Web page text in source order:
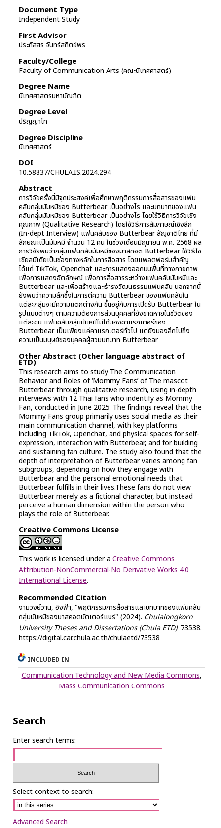
Document Type
Independent Study
First Advisor
ประภัสสร จันทร์สถิตย์พร
Faculty/College
Faculty of Communication Arts (คณะนิเทศศาสตร์)
Degree Name
นิเทศศาสตรมหาบัณฑิต
Degree Level
ปริญญาโท
Degree Discipline
นิเทศศาสตร์
DOI
10.58837/CHULA.IS.2024.294
Abstract
การวิจัยครั้งนี้มีจุดประสงค์เพื่อศึกษาพฤติกรรมการสื่อสารของแฟน
คลับกลุ่มมัมหมีของ Butterbear เป็นอย่างไร และบทบาทของแฟน
คลับกลุ่มมัมหมีของ Butterbear เป็นอย่างไร โดยใช้วิธีการวิจัยเชิง
คุณภาพ (Qualitative Research) โดยใช้วิธีการสัมภาษณ์เชิงลึก
(In-dept Interview) แฟนคลับของ Butterbear สัญชาติไทย ที่มี
ลักษณะเป็นมัมหมี จำนวน 12 คน ในช่วงเดือนมิถุนายน พ.ศ. 2568 ผล
การวิจัยพบว่ากลุ่มแฟนคลับมัมหมีของมาสคอต Butterbear ใช้วิธีโซ
เชียลมีเดียเป็นช่องทางหลักในการสื่อสาร โดยแพลตฟอร์มสำคัญ
ได้แก่ TikTok, Openchat และการแสดงออกบนพื้นที่ทางกายภาพ
เพื่อการแสดงอัตลักษณ์ เพื่อการสื่อสารระหว่างแฟนคลับมัมหมีและ
Butterbear และเพื่อสร้างและธำรงวัฒนธรรมแฟนคลับ นอกจากนี้
ยังพบว่าความลึกซึ้งในการตีความ Butterbear ของแฟนคลับใน
แต่ละกลุ่มจะมีความแตกต่างกัน ขึ้นอยู่กับการเปิดรับ Butterbear ใน
รูปแบบต่างๆ ตามความต้องการส่วนบุคคลที่ยังขาดหายในชีวิตของ
แต่ละคน แฟนคลับกลุ่มมัมหมีไม่ได้มองคาแรกเตอร์ของ
Butterbear เป็นเพียงแค่คาแรกเตอร์ทั่วไป แต่ยังมองลึกไปถึง
ความเป็นมนุษย์ของบุคคลผู้สวมบทบาท Butterbear
Other Abstract (Other language abstract of
ETD)
This research aims to study The Communication
Behavior and Roles of ‘Mommy Fans’ of The mascot
Butterbear through qualitative research, using in-depth
interviews with 12 Thai fans who indentify as Mommy
Fan, conducted in June 2025. The findings reveal that the
Mommy Fans group primarily uses social media as their
main communication channel, with key platforms
including TikTok, Openchat, and physical spaces for self-
expression, interaction with Butterbear, and for building
and sustaining fan culture. The study also found that the
depth of interpretation of Butterbear varies among fan
subgroups, depending on how they engage with
Butterbear and the personal emotional needs that
Butterbear fulfills in their lives.These fans do not view
Butterbear merely as a fictional character, but instead
perceive a human dimension within the person who
plays the role of Butterbear.
Creative Commons License
This work is licensed under a Creative Commons
Attribution-NonCommercial-No Derivative Works 4.0
International License.
Recommended Citation
งามวงษ์วาน, อิงฟ้า, "พฤติกรรมการสื่อสารและบทบาทของแฟนคลับ
กลุ่มมัมหมีของมาสคอตบัตเตอร์แบร์" (2024). Chulalongkorn
University Theses and Dissertations (Chula ETD). 73538.
https://digital.car.chula.ac.th/chulaetd/73538
INCLUDED IN
Communication Technology and New Media Commons,
Mass Communication Commons
Search
Enter search terms:
Select context to search:
Advanced Search